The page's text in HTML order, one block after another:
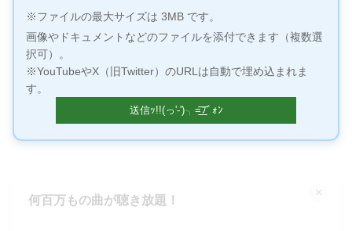
※ファイルの最大サイズは 3MB です。
画像やドキュメントなどのファイルを添付できます（複数選
択可）。
※YouTubeやX（旧Twitter）のURLは自動で埋め込まれま
す。
何百万もの曲が聴き放題！